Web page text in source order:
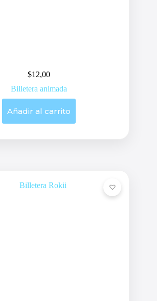
$12,00
Billetera animada
Añadir al carrito